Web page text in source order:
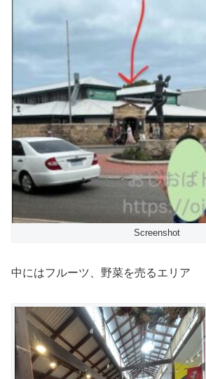
Screenshot
中にはフルーツ、野菜を売るエリア